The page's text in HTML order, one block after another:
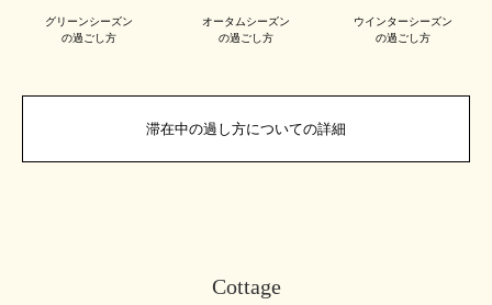
グリーンシーズン
の過ごし方
オータムシーズン
の過ごし方
ウインターシーズン
の過ごし方
滞在中の過し方についての詳細
Cottage